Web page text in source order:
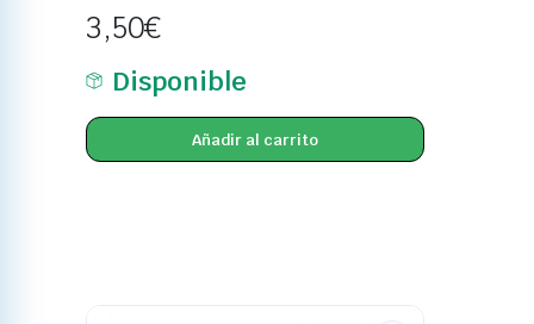
3,50€
Disponible
Añadir al carrito